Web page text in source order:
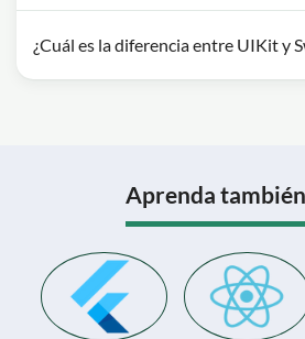
¿Cuál es la diferencia entre UIKit y
Aprenda